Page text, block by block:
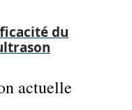
du
actuelle